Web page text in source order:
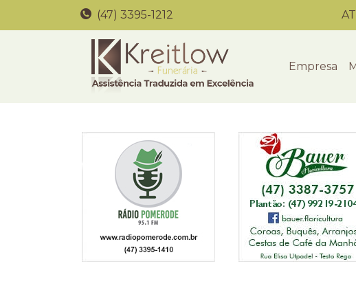
(47) 3395-1212
Empresa